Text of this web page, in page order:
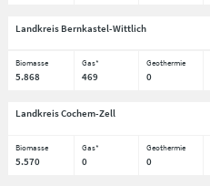
Landkreis Bernkastel-Wittlich
Biomasse Gas* Geothermie
5.868 469 0
Landkreis Cochem-Zell
Biomasse Gas* Geothermie
5.570 0 0